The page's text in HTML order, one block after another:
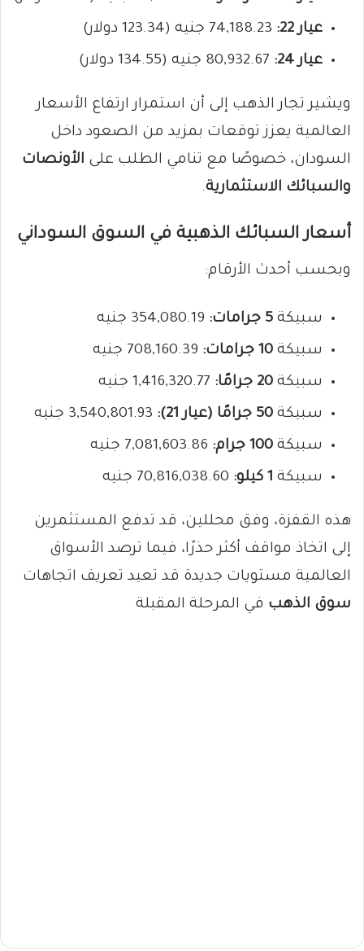
عيار 22:
عيار 24:
ويشير تجار الذهب إلى أن استمرار ارتفاع الأسعار
العالمية يعزز توقعات بمزيد من الصعود داخل
السودان، خصوصًا مع تنامي الطلب على الأونصات
والسبائك الاستثمارية.
أسعار السبائك الذهبية في السوق السوداني
وبحسب أحدث الأرقام:
سبيكة 5 جرامات:
سبيكة 10 جرامات:
سبيكة 20 جرامًا:
سبيكة 50 جرامًا (عيار 21):
سبيكة 100 جرام:
سبيكة 1 كيلو:
هذه القفزة، وفق محللين، قد تدفع المستثمرين
إلى اتخاذ مواقف أكثر حذرًا، فيما ترصد الأسواق
العالمية مستويات جديدة قد تعيد تعريف اتجاهات
سوق الذهب في المرحلة المقبلة